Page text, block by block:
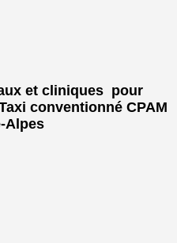
et cliniques pour
conventionné CPAM
Alpes